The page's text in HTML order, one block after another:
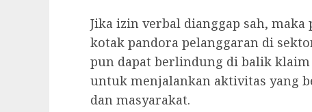
‎Jika izin verbal dianggap sah,
kotak pandora pelanggaran di
pun dapat berlindung di balik klaim
untuk menjalankan aktivitas yang
dan masyarakat.